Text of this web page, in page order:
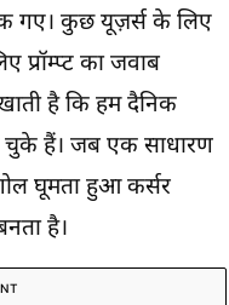
गए। कुछ यूज़र्स के लिए
प्रॉम्प्ट का जवाब
है कि हम दैनिक
चुके हैं। जब एक साधारण
घूमता हुआ कर्सर
है।